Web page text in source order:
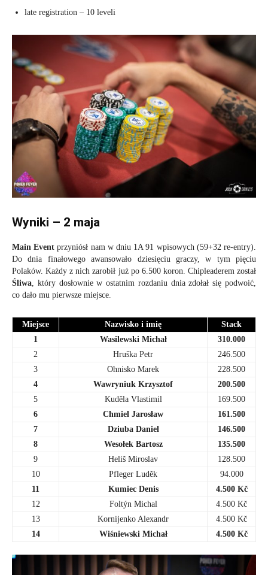
late registration – 10 leveli
Wyniki – 2 maja
Main Event przyniósł nam w dniu 1A 91 wpisowych (59+32 re-entry).
Do dnia finałowego awansowało dziesięciu graczy, w tym pięciu
Polaków. Każdy z nich zarobił już po 6.500 koron. Chipleaderem został
Śliwa, który dosłownie w ostatnim rozdaniu dnia zdołał się podwoić,
co dało mu pierwsze miejsce.
Miejsce Nazwisko i imię
Stack
1
Wasilewski Michał
310.000
2
Hruška Petr
246.500
3
Ohnisko Marek
228.500
4
Wawryniuk Krzysztof
200.500
5
Kuděla Vlastimil
169.500
6
Chmiel Jarosław
161.500
7
Dziuba Daniel
146.500
8
Wesołek Bartosz
135.500
9
Heliš Miroslav
128.500
10
Pfleger Luděk
94.000
11
Kumiec Denis
4.500 Kč
12
Foltýn Michal
4.500 Kč
13
Kornijenko Alexandr
4.500 Kč
14
Wiśniewski Michał 4.500 Kč